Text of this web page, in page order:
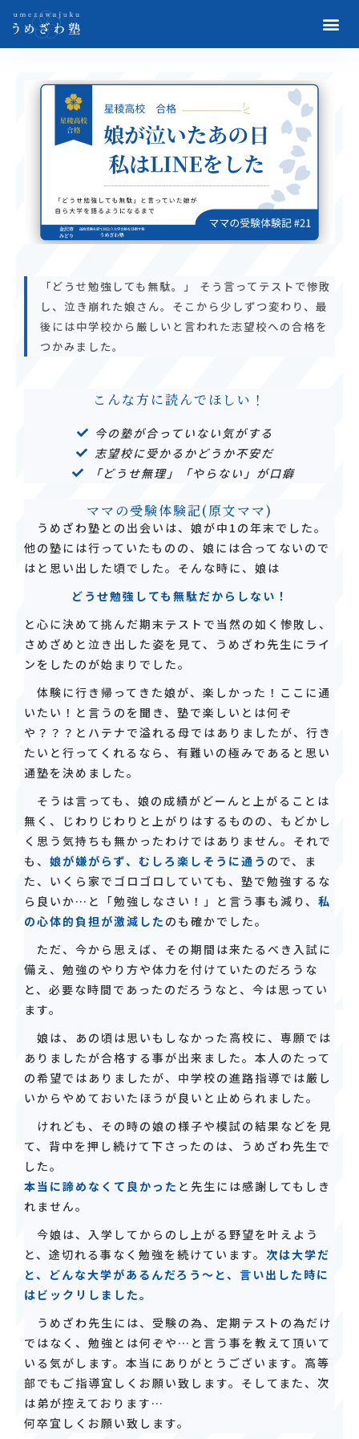
「どうせ勉強しても無駄。」 そう言ってテストで惨敗
し、泣き崩れた娘さん。そこから少しずつ変わり、最
後には中学校から厳しいと言われた志望校への合格を
つかみました。
こんな方に読んでほしい！
今の塾が合っていない気がする
志望校に受かるかどうか不安だ
「どうせ無理」「やらない」が口癖
ママの受験体験記(原文ママ)
うめざわ塾との出会いは、娘が中1の年末でした。
他の塾には行っていたものの、娘には合ってないので
はと思い出した頃でした。そんな時に、娘は
どうせ勉強しても無駄だからしない！
と心に決めて挑んだ期末テストで当然の如く惨敗し、
さめざめと泣き出した姿を見て、うめざわ先生にライ
ンをしたのが始まりでした。
体験に行き帰ってきた娘が、楽しかった！ここに通
いたい！と言うのを聞き、塾で楽しいとは何ぞ
や？？？とハテナで溢れる母ではありましたが、行き
たいと行ってくれるなら、有難いの極みであると思い
通塾を決めました。
そうは言っても、娘の成績がどーんと上がることは
無く、じわりじわりと上がりはするものの、もどかし
く思う気持ちも無かったわけではありません。それで
も、 娘が嫌がらず、むしろ楽しそうに通う ので、ま
た、いくら家でゴロゴロしていても、塾で勉強するな
ら良いか…と「勉強しなさい！」と言う事も減り、 私
の心体的負担が激減した のも確かでした。
ただ、今から思えば、その期間は来たるべき入試に
備え、勉強のやり方や体力を付けていたのだろうな
と、必要な時間であったのだろうなと、今は思ってい
ます。
娘は、あの頃は思いもしなかった高校に、専願では
ありましたが合格する事が出来ました。本人のたって
の希望ではありましたが、中学校の進路指導では厳し
いからやめておいたほうが良いと止められました。
けれども、その時の娘の様子や模試の結果などを見
て、背中を押し続けて下さったのは、うめざわ先生で
した。
本当に諦めなくて良かった と先生には感謝してもしき
れません。
今娘は、入学してからのし上がる野望を叶えよう
と、途切れる事なく勉強を続けています。 次は大学だ
と、どんな大学があるんだろう〜と、言い出した時に
はビックリしました。
うめざわ先生には、受験の為、定期テストの為だけ
ではなく、勉強とは何ぞや…と言う事を教えて頂いて
いる気がします。本当にありがとうございます。高等
部でもご指導宜しくお願い致します。そしてまた、次
は弟が控えております…
何卒宜しくお願い致します。